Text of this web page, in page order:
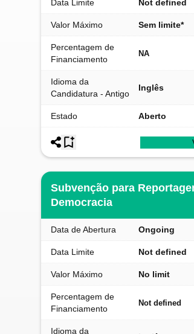
Data Limite Not defined
Valor Máximo Sem limite*
Percentagem de
Financiamento
NA
Idioma da
Candidatura - Antigo
Inglês
Estado Aberto
Subvenção para
Democracia
Data de Abertura Ongoing
Data Limite Not defined
Valor Máximo No limit
Percentagem de
Financiamento
Not defined
Idioma da